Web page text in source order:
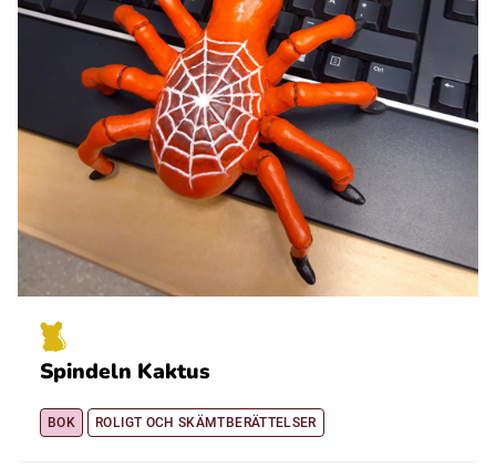
Spindeln Kaktus
BOK ROLIGT OCH SKÄMTBERÄTTELSER